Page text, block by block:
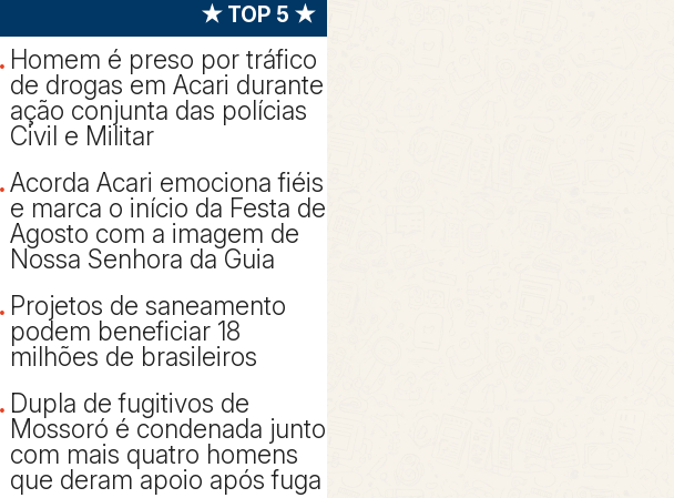
★ TOP 5 ★
Homem é preso por tráfico
de drogas em Acari durante
ação conjunta das polícias
Civil e Militar
Acorda Acari emociona fiéis
e marca o início da Festa de
Agosto com a imagem de
Nossa Senhora da Guia
Projetos de saneamento
podem beneficiar 18
milhões de brasileiros
Dupla de fugitivos de
Mossoró é condenada junto
com mais quatro homens
que deram apoio após fuga